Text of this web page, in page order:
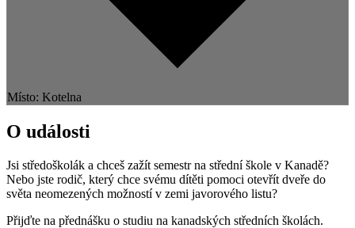
Místo: Kotelna
O události
Jsi středoškolák a chceš zažít semestr na střední škole v Kanadě?
Nebo jste rodič, který chce svému dítěti pomoci otevřít dveře do
světa neomezených možností v zemi javorového listu?
Přijďte na přednášku o studiu na kanadských středních školách.